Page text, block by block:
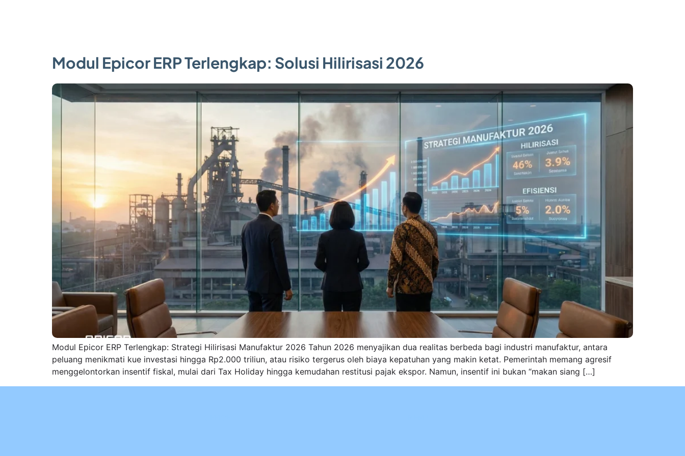
Modul Epicor ERP Terlengkap: Solusi Hilirisasi 2026
Modul Epicor ERP Terlengkap: Strategi Hilirisasi Manufaktur 2026 Tahun 2026 menyajikan dua realitas berbeda bagi industri manufaktur, antara
peluang menikmati kue investasi hingga Rp2.000 triliun, atau risiko tergerus oleh biaya kepatuhan yang makin ketat. Pemerintah memang agresif
menggelontorkan insentif fiskal, mulai dari Tax Holiday hingga kemudahan restitusi pajak ekspor. Namun, insentif ini bukan “makan siang […]